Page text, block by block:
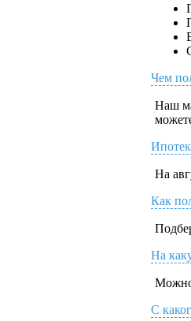
Чем
Наш
На
Как
На
Можно
С